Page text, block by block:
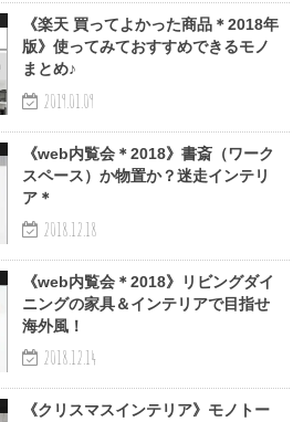
《楽天 買ってよかった商品＊2018年
版》使ってみておすすめできるモノ
まとめ♪
2019.01.09
《web内覧会＊2018》書斎（ワーク
スペース）か物置か？迷走インテリ
ア＊
2018.12.18
《web内覧会＊2018》リビングダイ
ニングの家具＆インテリアで目指せ
海外風！
2018.12.14
《クリスマスインテリア》モノトー